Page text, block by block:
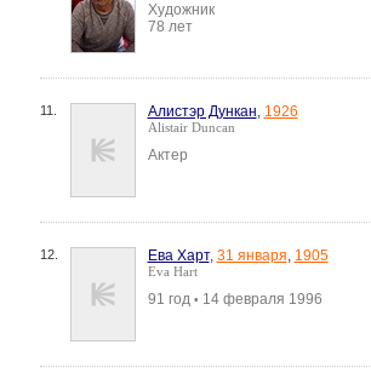
Художник
78 лет
11. Алистэр Дункан, 1926
Alistair Duncan
Актер
12. Ева Харт, 31 января, 1905
Eva Hart
91 год • 14 февраля 1996